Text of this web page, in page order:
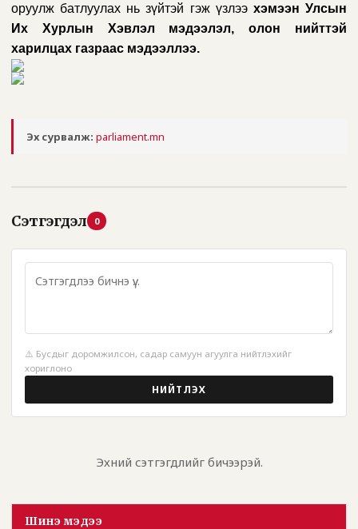
оруулж батлуулах нь зүйтэй гэж үзлээ хэмээн Улсын
Их Хурлын Хэвлэл мэдээлэл, олон нийттэй
харилцах газраас мэдээллээ.
Эх сурвалж: parliament.mn
Сэтгэгдэл 0
⚠️ Бусдыг доромжилсон, садар самуун агуулга нийтлэхийг
хориглоно
НИЙТЛЭХ
Эхний сэтгэгдлийг бичээрэй.
Шинэ мэдээ